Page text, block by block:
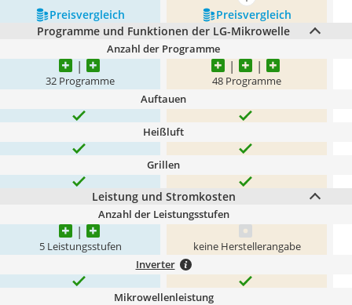
Preis­vergleich
Preis­vergleich
Programme und Funktionen der LG-Mikrowelle
Anzahl der Programme
32 Programme 48 Programme
Auftauen
Heißluft
Grillen
Leistung und Stromkosten
Anzahl der Leistungsstufen
5 Leistungsstufen keine Herstellerangabe
Inverter
Mikrowellenleistung